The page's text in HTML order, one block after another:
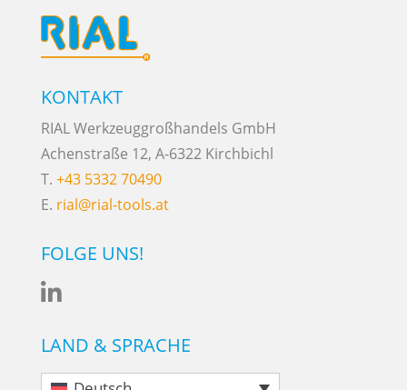
KONTAKT
RIAL Werkzeuggroßhandels GmbH
Achenstraße 12, A-6322 Kirchbichl
T. +43 5332 70490
E. rial@rial-tools.at
FOLGE UNS!

LAND & SPRACHE